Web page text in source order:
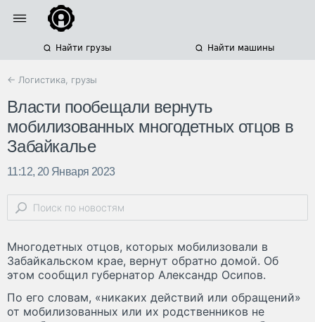
Найти грузы Найти машины
← Логистика, грузы
Власти пообещали вернуть
мобилизованных многодетных отцов в
Забайкалье
11:12, 20 Января 2023
Многодетных отцов, которых мобилизовали в
Забайкальском крае, вернут обратно домой. Об
этом сообщил губернатор Александр Осипов.
По его словам, «никаких действий или обращений»
от мобилизованных или их родственников не